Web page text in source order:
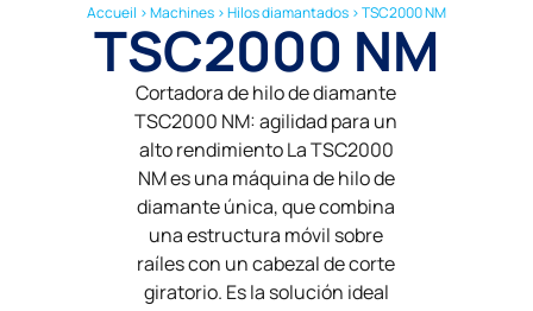
Accueil >Machines>Hilos diamantados>TSC2000 NM
TSC2000 NM
Cortadora de hilo de diamante
TSC2000 NM: agilidad para un
alto rendimiento La TSC2000
NM es una máquina de hilo de
diamante única, que combina
una estructura móvil sobre
raíles con un cabezal de corte
giratorio. Es la solución ideal